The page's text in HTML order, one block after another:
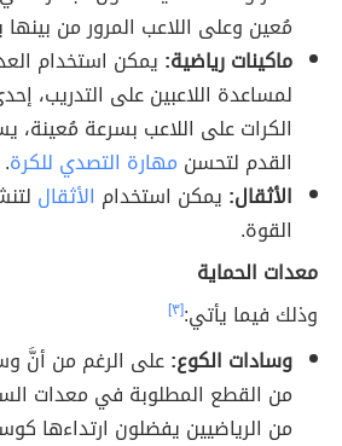
مُعين وعلى اللاعب المرور من
ماكينات رياضية: يمكن استخدام
لمساعدة اللاعبين على التدريب،
الكرات على اللاعب بسرعة مُعينة،
القدم لتحسن مهارة التصدي للكرة.
الأثقال: يمكن استخدام الأثقال
القوة.
معدات الحماية
وذلك فيما يأتي:[٣]
وسادات الكوع:على الرغم من أنَّ
من القطع المطلوبة في معدات
من الرياضيين يفضلون ارتداءها